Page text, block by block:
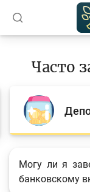
Учебные
Проекты
Часто
Могу ли я
банковскому